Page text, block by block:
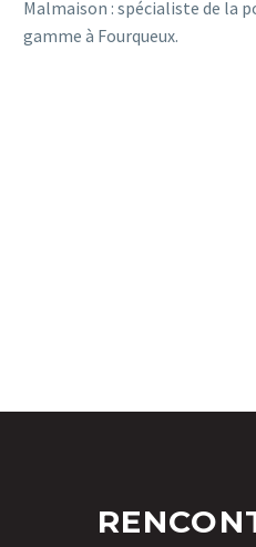
Malmaison : spécialiste de la
gamme à Fourqueux.